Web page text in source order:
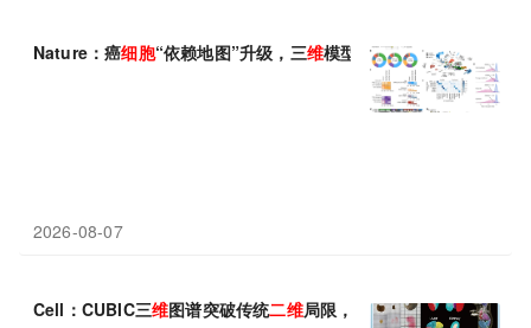
Nature：癌细胞“依赖地图”升级，三维模型补上二维世界漏掉的靶
2026-08-07
Cell：CUBIC三维图谱突破传统二维局限，首次实现全身单细胞